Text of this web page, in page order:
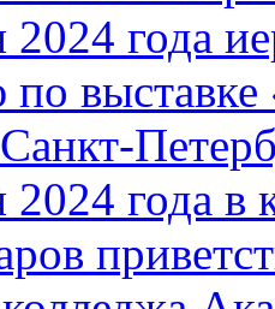
2024 года
по
Санкт-
2024 года